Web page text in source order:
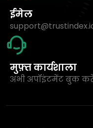
ईमेल
मुफ़्त कार्यशाला
अभी अपॉइंटमेंट बुक